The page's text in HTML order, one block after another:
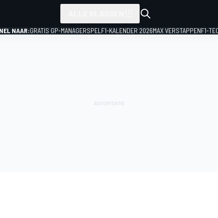
NAAR:GRATIS GP-MANAGERSPEL F1-KALENDER 2026MAX VERSTAPPENF1-